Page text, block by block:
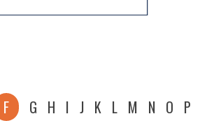
F G H I J K L M N O P